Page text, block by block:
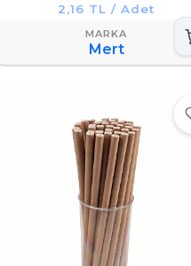
2,16 TL / Adet
Mert